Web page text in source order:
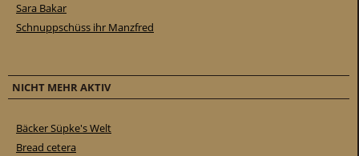
Sara Bakar
Schnuppschüss ihr Manzfred
NICHT MEHR AKTIV
Bäcker Süpke's Welt
Bread cetera